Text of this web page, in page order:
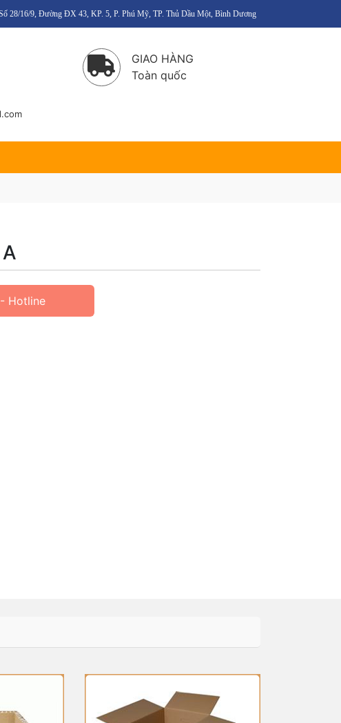
28/16/9, Đường ĐX 43, KP. 5, P. Phú Mỹ, TP. Thủ Dầu Một, Bình Dương
GIAO HÀNG
Toàn quốc
Hotline